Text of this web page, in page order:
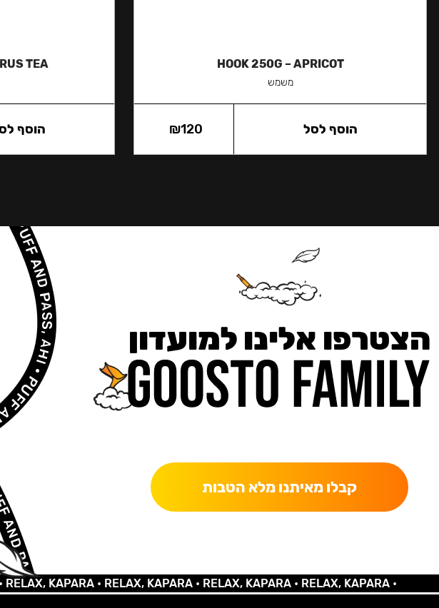
HOOK 250G – APRICOT
משמש
₪120 הוסף לסל
TEA
הוסף
הצטרפו אלינו למועדון
קבלו מאיתנו מלא הטבות
KAPARA •RELAX, KAPARA •RELAX, KAPARA •RELAX, KAPARA •